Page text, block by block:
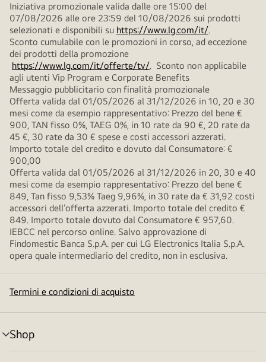
Iniziativa promozionale valida dalle ore 15:00 del
07/08/2026 alle ore 23:59 del 10/08/2026 sui prodotti
selezionati e disponibili su https://www.lg.com/it/.
Sconto cumulabile con le promozioni in corso, ad eccezione
dei prodotti della promozione
https://www.lg.com/it/offerte/tv/. Sconto non applicabile
agli utenti Vip Program e Corporate Benefits
Messaggio pubblicitario con finalità promozionale
Offerta valida dal 01/05/2026 al 31/12/2026 in 10, 20 e 30
mesi come da esempio rappresentativo: Prezzo del bene €
900, TAN fisso 0%, TAEG 0%, in 10 rate da 90 €, 20 rate da
45 €, 30 rate da 30 € spese e costi accessori azzerati.
Importo totale del credito e dovuto dal Consumatore: €
900,00
Offerta valida dal 01/05/2026 al 31/12/2026 in 20, 30 e 40
mesi come da esempio rappresentativo: Prezzo del bene €
849, Tan fisso 9,53% Taeg 9,96%, in 30 rate da € 31,92 costi
accessori dell’offerta azzerati. Importo totale del credito €
849. Importo totale dovuto dal Consumatore € 957,60.
IEBCC nel percorso online. Salvo approvazione di
Findomestic Banca S.p.A. per cui LG Electronics Italia S.p.A.
opera quale intermediario del credito, non in esclusiva.
Termini e condizioni di acquisto
Shop
Attivazione
menu